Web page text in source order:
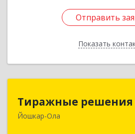
Отправить
Показать
Отправить
Назад
Тиражные решения
Йошкар-Ола424003, Марий Эл